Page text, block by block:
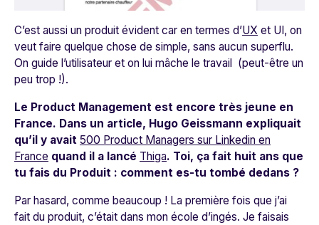
C’est aussi un produit évident car en termes d’UX et UI, on
veut faire quelque chose de simple, sans aucun superflu.
On guide l’utilisateur et on lui mâche le travail (peut-être un
peu trop !).
Le Product Management est encore très jeune en
France. Dans un article, Hugo Geissmann expliquait
qu’il y avait 500 Product Managers sur Linkedin en
France quand il a lancé Thiga. Toi, ça fait huit ans que
tu fais du Produit : comment es-tu tombé dedans ?
Par hasard, comme beaucoup ! La première fois que j’ai
fait du produit, c’était dans mon école d’ingés. Je faisais